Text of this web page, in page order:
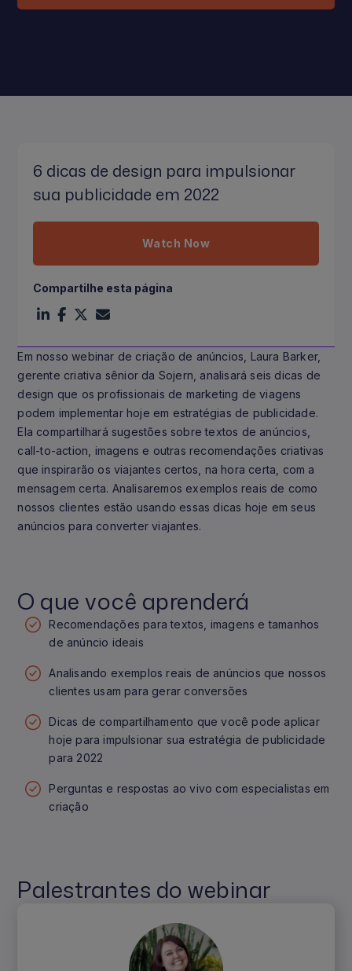
Em nosso webinar de criação de anúncios, Laura Barker,
gerente criativa sênior da Sojern, analisará seis dicas de
design que os profissionais de marketing de viagens
podem implementar hoje em estratégias de publicidade.
Ela compartilhará sugestões sobre textos de anúncios,
call-to-action, imagens e outras recomendações criativas
que inspirarão os viajantes certos, na hora certa, com a
mensagem certa. Analisaremos exemplos reais de como
nossos clientes estão usando essas dicas hoje em seus
anúncios para converter viajantes.
O que você aprenderá
Recomendações para textos, imagens e tamanhos
de anúncio ideais
Analisando exemplos reais de anúncios que nossos
clientes usam para gerar conversões
Dicas de compartilhamento que você pode aplicar
hoje para impulsionar sua estratégia de publicidade
para 2022
Perguntas e respostas ao vivo com especialistas em
criação
Palestrantes do webinar
6 dicas de design para impulsionar
sua publicidade em 2022
Watch Now
Compartilhe esta página